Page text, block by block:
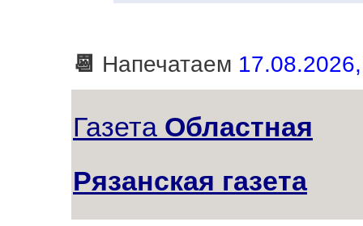
📆 Напечатаем
Газета Областная
Рязанская газета